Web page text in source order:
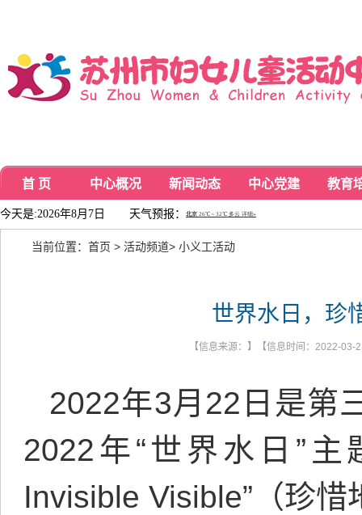
首 页 中心概况 新闻动态 中心党建 教育
今天是:2026年8月7日 天气预报：
当前位置： 首页 > 活动频道> 小义工活动
世界水日，
【信息来源：】【信息时间：2022-03-
2022年3月22日是第
2022年“世界水日”主
Invisible Visible”（珍